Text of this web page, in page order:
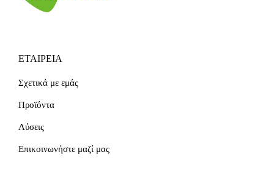
ΕΤΑΙΡΕΊΑ
Σχετικά με εμάς
Προϊόντα
Λύσεις
Επικοινωνήστε μαζί μας